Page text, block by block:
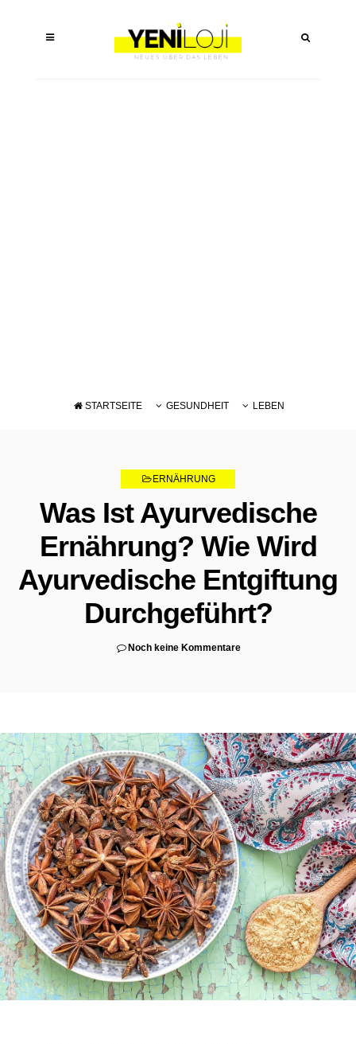
STARTSEITE GESUNDHEIT LEBEN
SCHWÄCHUNG
ERNÄHRUNG
Was Ist Ayurvedische
Ernährung? Wie Wird
Ayurvedische Entgiftung
Durchgeführt?
Noch keine Kommentare